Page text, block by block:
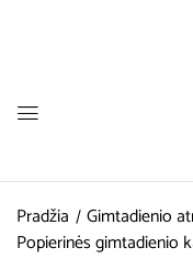
Pradžia Gimtadienio
Popierinės gimtadienio